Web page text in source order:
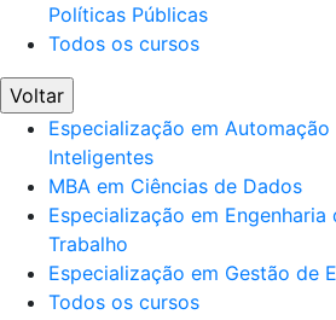
Políticas Públicas
Todos os cursos
Voltar
Especialização em
Inteligentes
MBA em Ciências de Dados
Especialização em Engenharia
Trabalho
Especialização em Gestão de
Todos os cursos